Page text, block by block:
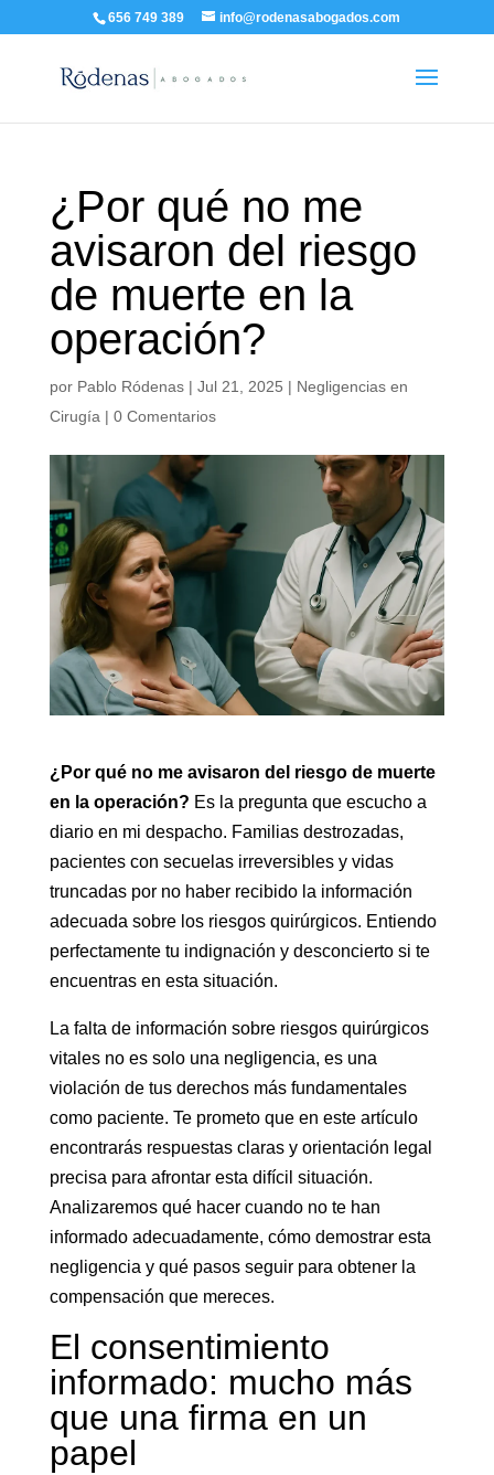
656 749 389 info@rodenasabogados.com
¿Por qué no me
avisaron del riesgo
de muerte en la
operación?
por Pablo Ródenas| Jul 21, 2025 | Negligencias en
Cirugía | 0 Comentarios
¿Por qué no me avisaron del riesgo de muerte
en la operación? Es la pregunta que escucho a
diario en mi despacho. Familias destrozadas,
pacientes con secuelas irreversibles y vidas
truncadas por no haber recibido la información
adecuada sobre los riesgos quirúrgicos. Entiendo
perfectamente tu indignación y desconcierto si te
encuentras en esta situación.
La falta de información sobre riesgos quirúrgicos
vitales no es solo una negligencia, es una
violación de tus derechos más fundamentales
como paciente. Te prometo que en este artículo
encontrarás respuestas claras y orientación legal
precisa para afrontar esta difícil situación.
Analizaremos qué hacer cuando no te han
informado adecuadamente, cómo demostrar esta
negligencia y qué pasos seguir para obtener la
compensación que mereces.
El consentimiento
informado: mucho más
que una firma en un
papel